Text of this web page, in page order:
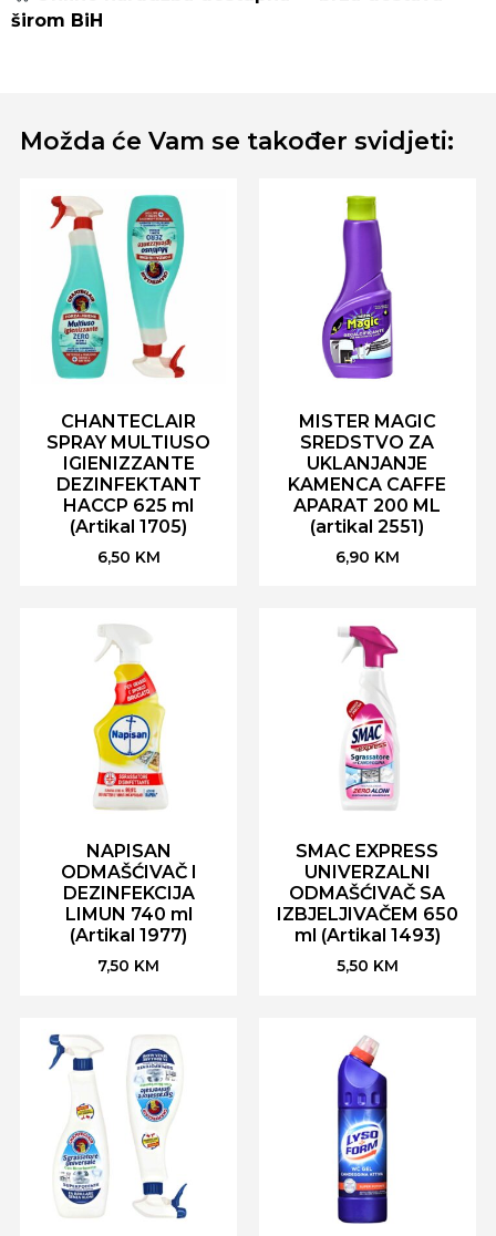
širom BiH
Možda će Vam se također svidjeti:
CHANTECLAIR
SPRAY MULTIUSO
IGIENIZZANTE
DEZINFEKTANT
HACCP 625 ml
(Artikal 1705)
6,50 KM
MISTER MAGIC
SREDSTVO ZA
UKLANJANJE
KAMENCA CAFFE
APARAT 200 ML
(artikal 2551)
6,90 KM
NAPISAN
ODMAŠĆIVAČ I
DEZINFEKCIJA
LIMUN 740 ml
(Artikal 1977)
7,50 KM
SMAC EXPRESS
UNIVERZALNI
ODMAŠĆIVAČ SA
IZBJELJIVAČEM 650
ml (Artikal 1493)
5,50 KM